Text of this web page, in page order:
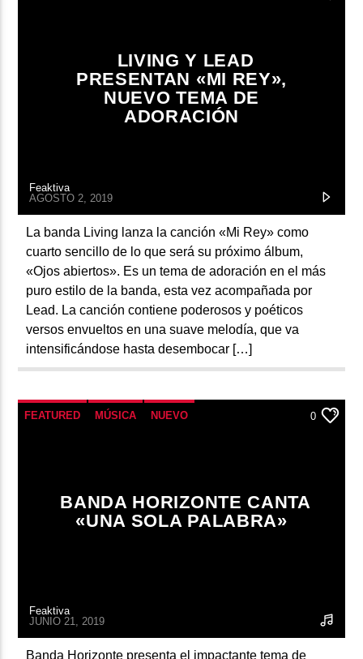
LIVING Y LEAD
PRESENTAN «MI REY»,
NUEVO TEMA DE
ADORACIÓN
Feaktiva
AGOSTO 2, 2019
La banda Living lanza la canción «Mi Rey» como
cuarto sencillo de lo que será su próximo álbum,
«Ojos abiertos». Es un tema de adoración en el más
puro estilo de la banda, esta vez acompañada por
Lead. La canción contiene poderosos y poéticos
versos envueltos en una suave melodía, que va
intensificándose hasta desembocar […]
FEATURED MÚSICA NUEVO 0
BANDA HORIZONTE CANTA
«UNA SOLA PALABRA»
Feaktiva
JUNIO 21, 2019
Banda Horizonte presenta el impactante tema de